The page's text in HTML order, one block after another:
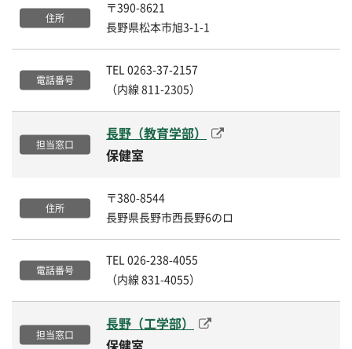
〒390-8621
長野県松本市旭3-1-1
TEL 0263-37-2157
（内線 811-2305）
長野（教育学部）
保健室
〒380-8544
長野県長野市西長野6のロ
TEL 026-238-4055
（内線 831-4055）
長野（工学部）
保健室